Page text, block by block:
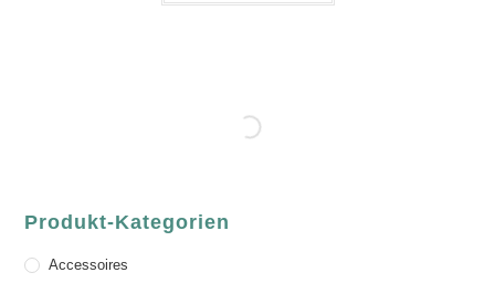
Produkt-Kategorien
Accessoires